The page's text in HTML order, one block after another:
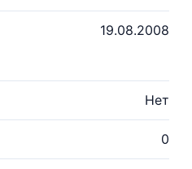
19.08.2008
Нет
0